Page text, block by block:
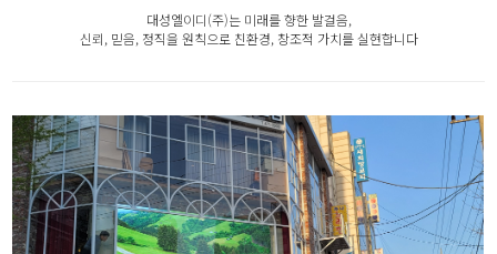
대성엘이디(주)는 미래를 향한 발걸음,
신뢰, 믿음, 정직을 원칙으로 친환경, 창조적 가치를 실현합니다